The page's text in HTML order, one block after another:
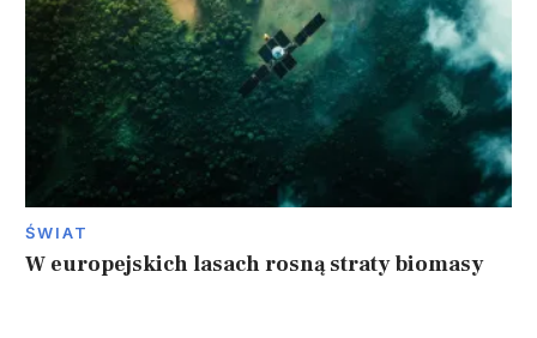
ŚWIAT
W europejskich lasach rosną straty biomasy